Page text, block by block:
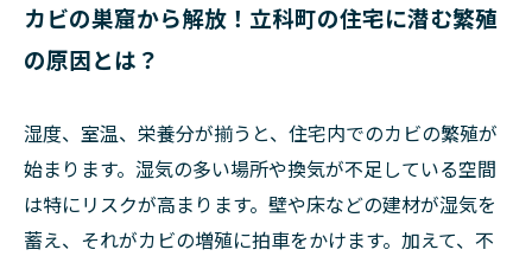
カビの巣窟から解放！立科町の住宅に潜む繁殖
の原因とは？
湿度、室温、栄養分が揃うと、住宅内でのカビの繁殖が
始まります。湿気の多い場所や換気が不足している空間
は特にリスクが高まります。壁や床などの建材が湿気を
蓄え、それがカビの増殖に拍車をかけます。加えて、不